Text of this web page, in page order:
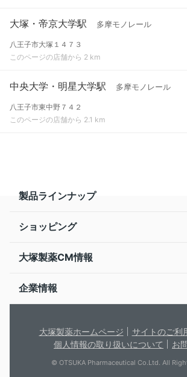
大塚・帝京大学駅 多摩モノレール
八王子市大塚１４７３
このページの店舗から 2 km
中央大学・明星大学駅 多摩モノレール
八王子市東中野７４２
このページの店舗から 2.1 km
製品ラインナップ
ショッピング
大塚製薬CM情報
企業情報
大塚製薬ホームページ
サイトのご利
個人情報の取り扱いについて
お
© OTSUKA Pharmaceutical Co.Ltd. All